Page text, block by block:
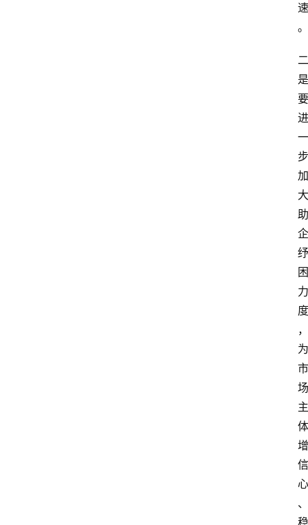
速
。
二
是
要
进
一
步
加
大
助
企
纾
困
力
度
，
为
市
场
主
体
增
信
心
、
稳